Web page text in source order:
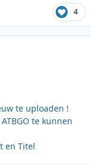
4
te uploaden !
te kunnen
en Titel